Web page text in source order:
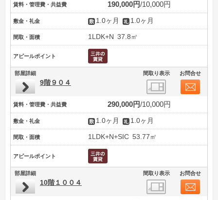
賃料・管理費・共益費 190,000円 10,000円
敷金・礼金 1.0ヶ月 1.0ヶ月
間取・面積 1LDK+N 37.8㎡
アピールポイント
部屋詳細 間取り表示 お問合せ
9階９０４
賃料・管理費・共益費 290,000円 10,000円
敷金・礼金 1.0ヶ月 1.0ヶ月
間取・面積 1LDK+N+SIC 53.77㎡
アピールポイント
部屋詳細 間取り表示 お問合せ
10階１００４